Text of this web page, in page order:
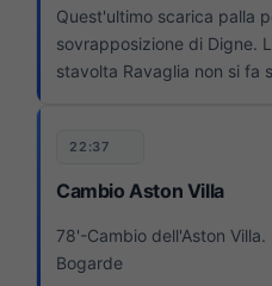
Quest'ultimo scarica palla
sovrapposizione di Digne.
stavolta Ravaglia non si fa
22:37
Cambio Aston Villa
78'-Cambio dell'Aston
Bogarde